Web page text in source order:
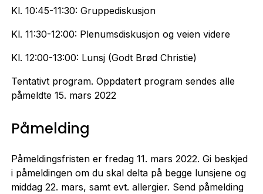
Kl. 10:45-11:30: Gruppediskusjon
Kl. 11:30-12:00: Plenumsdiskusjon og veien videre
Kl. 12:00-13:00: Lunsj (Godt Brød Christie)
Tentativt program. Oppdatert program sendes alle
påmeldte 15. mars 2022
Påmelding
Påmeldingsfristen er fredag 11. mars 2022. Gi beskjed
i påmeldingen om du skal delta på begge lunsjene og
middag 22. mars, samt evt. allergier. Send påmelding